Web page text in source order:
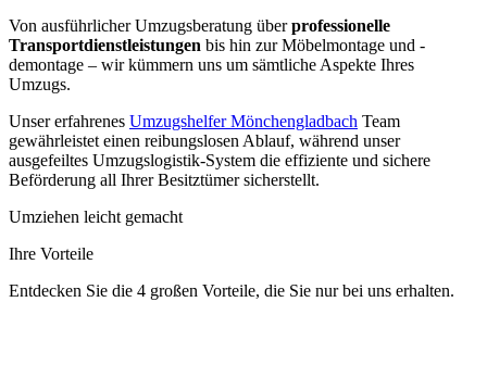
Von ausführlicher Umzugsberatung überprofessionelle
Transportdienstleistungen bis hin zur Möbelmontage und -
demontage – wir kümmern uns um sämtliche Aspekte Ihres
Umzugs.
Unser erfahrenes Umzugshelfer Mönchengladbach Team
gewährleistet einen reibungslosen Ablauf, während unser
ausgefeiltes Umzugslogistik-System die effiziente und sichere
Beförderung all Ihrer Besitztümer sicherstellt.
Umziehen leicht gemacht
Ihre Vorteile
Entdecken Sie die 4 großen Vorteile, die Sie nur bei uns erhalten.